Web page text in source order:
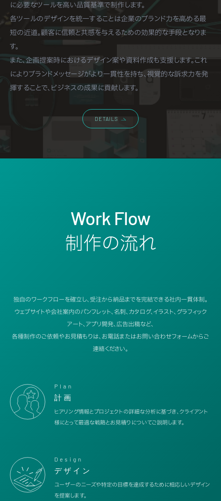
に必要なツールを高い品質基準で制作します。
各ツールのデザインを統一することは企業のブランド力を高める最
短の近道。顧客に信頼と共感を与えるための効果的な手段となりま
す。
また、企画提案時におけるデザイン案や資料作成も支援します。これ
によりブランドメッセージがより一貫性を持ち、視覚的な訴求力を発
揮することで、ビジネスの成果に貢献します。
DETAILS
Work Flow
制作の流れ
独自のワークフローを確立し、受注から納品までを完結できる社内一貫体制。
ウェブサイトや会社案内のパンフレット、名刺、カタログ、イラスト、グラフィック
アート、アプリ開発、広告出稿など、
各種制作のご依頼やお見積もりは、お電話またはお問い合わせフォームからご
連絡ください。
Plan
計画
ヒアリング情報とプロジェクトの詳細な分析に基づき、クライアント
様にとって最適な戦略とお見積りについてご説明します。
Design
デザイン
ユーザーのニーズや特定の目標を達成するために相応しいデザイン
を提案します。